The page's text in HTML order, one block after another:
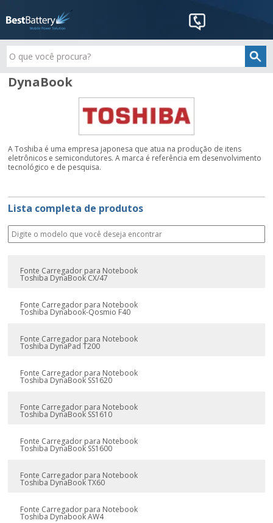
DynaBook
A Toshiba é uma empresa japonesa que atua na produção de itens
eletrônicos e semicondutores. A marca é referência em desenvolvimento
tecnológico e de pesquisa.
Lista completa de produtos
Fonte Carregador para Notebook
Toshiba DynaBook CX/47
Fonte Carregador para Notebook
Toshiba Dynabook-Qosmio F40
Fonte Carregador para Notebook
Toshiba DynaPad T200
Fonte Carregador para Notebook
Toshiba DynaBook SS1620
Fonte Carregador para Notebook
Toshiba DynaBook SS1610
Fonte Carregador para Notebook
Toshiba DynaBook SS1600
Fonte Carregador para Notebook
Toshiba DynaBook TX60
Fonte Carregador para Notebook
Toshiba Dynabook AW4